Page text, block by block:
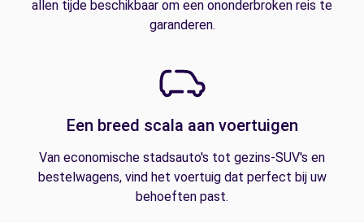
allen tijde beschikbaar om een ononderbroken reis te
garanderen.
Een breed scala aan voertuigen
Van economische stadsauto's tot gezins-SUV's en
bestelwagens, vind het voertuig dat perfect bij uw
behoeften past.